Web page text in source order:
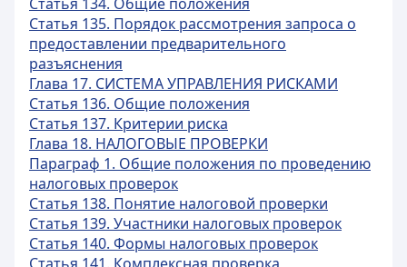
Статья 135. Порядок рассмотрения запроса о
предоставлении предварительного
разъяснения
Глава 17. СИСТЕМА УПРАВЛЕНИЯ РИСКАМИ
Статья 136. Общие положения
Статья 137. Критерии риска
Глава 18. НАЛОГОВЫЕ ПРОВЕРКИ
Параграф 1. Общие положения по проведению
налоговых проверок
Статья 138. Понятие налоговой проверки
Статья 139. Участники налоговых проверок
Статья 140. Формы налоговых проверок